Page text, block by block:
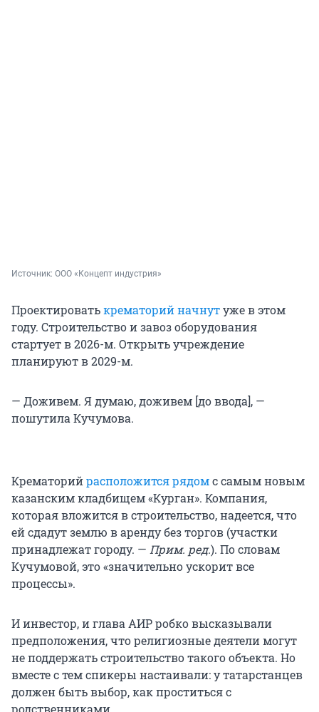
Источник: ООО «Концепт индустрия»
Проектироватькрематорий начнутуже в этом
году. Строительство и завоз оборудования
стартует в 2026-м. Открыть учреждение
планируют в 2029-м.
— Доживем. Я думаю, доживем [до ввода], —
пошутила Кучумова.
Крематорийрасположится рядомс самым новым
казанским кладбищем «Курган». Компания,
которая вложится в строительство, надеется, что
ей сдадут землю в аренду без торгов (участки
принадлежат городу. — Прим. ред.). По словам
Кучумовой, это «значительно ускорит все
процессы».
И инвестор, и глава АИР робко высказывали
предположения, что религиозные деятели могут
не поддержать строительство такого объекта. Но
вместе с тем спикеры настаивали: у татарстанцев
должен быть выбор, как проститься с
родственниками.